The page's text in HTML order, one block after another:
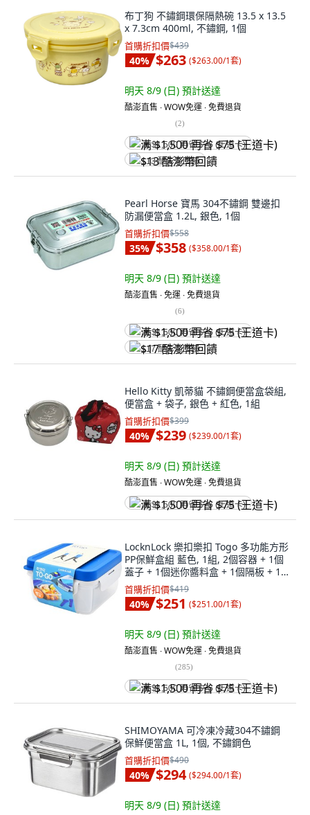
布丁狗 不鏽鋼環保隔熱碗 13.5 x 13.5
x 7.3cm 400ml, 不鏽鋼, 1個
首購折扣價$439
40% $263 ($263.00/1套)
明天 8/9 (日) 預計送達
酷澎直售 ∙ WOW免運 ∙ 免費退貨
(2)
满 $1,500 再省 $75 (王道卡)
$13 酷澎幣回饋
Pearl Horse 寶馬 304不鏽鋼 雙邊扣
防漏便當盒 1.2L, 銀色, 1個
首購折扣價$558
35% $358 ($358.00/1套)
明天 8/9 (日) 預計送達
酷澎直售 ∙ 免運 ∙ 免費退貨
(6)
满 $1,500 再省 $75 (王道卡)
$17 酷澎幣回饋
Hello Kitty 凱蒂貓 不鏽鋼便當盒袋組,
便當盒 + 袋子, 銀色 + 紅色, 1組
首購折扣價$399
40% $239 ($239.00/1套)
明天 8/9 (日) 預計送達
酷澎直售 ∙ WOW免運 ∙ 免費退貨
满 $1,500 再省 $75 (王道卡)
LocknLock 樂扣樂扣 Togo 多功能方形
PP保鮮盒組 藍色, 1組, 2個容器 + 1個
蓋子 + 1個迷你醬料盒 + 1個隔板 + 1
個叉匙 + 1個塑膠刀
首購折扣價$419
40% $251 ($251.00/1套)
明天 8/9 (日) 預計送達
酷澎直售 ∙ WOW免運 ∙ 免費退貨
(285)
满 $1,500 再省 $75 (王道卡)
SHIMOYAMA 可冷凍冷藏304不鏽鋼
保鮮便當盒 1L, 1個, 不鏽鋼色
首購折扣價$490
40% $294 ($294.00/1套)
明天 8/9 (日) 預計送達